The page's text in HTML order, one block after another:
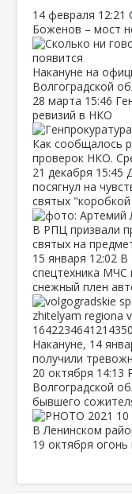
14 февраля 12:21
Боженов – мост
Накануне на
Волгоградской
28 марта 15:46
ревизий в НКО
Как сообщалось
проверок НКО.
21 декабря 15:45
посягнул на
святых
В РПЦ призвали
святых на
15 января 12:02 В
спецтехника
снежный плен
Накануне, 14
получили
20 октября 14:13
Волгоградской
бывшего
В Ленинском
19 октября